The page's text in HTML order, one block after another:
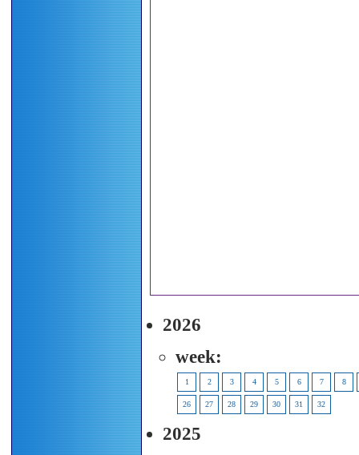
2026
week:
1 2 3 4 5 6 7 8
26 27 28 29 30 31 32
2025